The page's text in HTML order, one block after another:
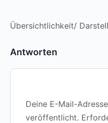
Übersichtlichkeit/
Antworten
Deine E-Mail-
veröffentlicht.